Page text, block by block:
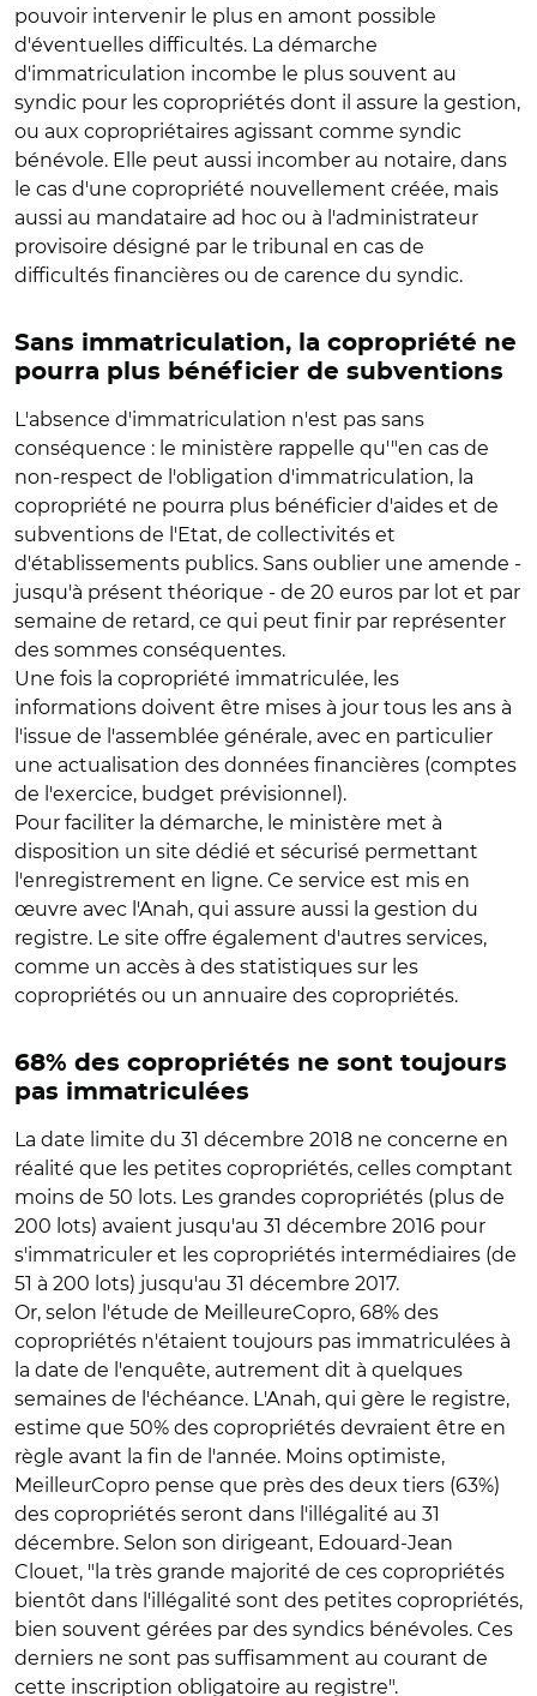
pouvoir intervenir le plus en amont possible
d'éventuelles difficultés. La démarche
d'immatriculation incombe le plus souvent au
syndic pour les copropriétés dont il assure la gestion,
ou aux copropriétaires agissant comme syndic
bénévole. Elle peut aussi incomber au notaire, dans
le cas d'une copropriété nouvellement créée, mais
aussi au mandataire ad hoc ou à l'administrateur
provisoire désigné par le tribunal en cas de
difficultés financières ou de carence du syndic.
Sans immatriculation, la copropriété ne
pourra plus bénéficier de subventions
L'absence d'immatriculation n'est pas sans
conséquence : le ministère rappelle qu'"en cas de
non-respect de l'obligation d'immatriculation, la
copropriété ne pourra plus bénéficier d'aides et de
subventions de l'Etat, de collectivités et
d'établissements publics. Sans oublier une amende -
jusqu'à présent théorique - de 20 euros par lot et par
semaine de retard, ce qui peut finir par représenter
des sommes conséquentes.
Une fois la copropriété immatriculée, les
informations doivent être mises à jour tous les ans à
l'issue de l'assemblée générale, avec en particulier
une actualisation des données financières (comptes
de l'exercice, budget prévisionnel).
Pour faciliter la démarche, le ministère met à
disposition un site dédié et sécurisé permettant
l'enregistrement en ligne. Ce service est mis en
œuvre avec l'Anah, qui assure aussi la gestion du
registre. Le site offre également d'autres services,
comme un accès à des statistiques sur les
copropriétés ou un annuaire des copropriétés.
68% des copropriétés ne sont toujours
pas immatriculées
La date limite du 31 décembre 2018 ne concerne en
réalité que les petites copropriétés, celles comptant
moins de 50 lots. Les grandes copropriétés (plus de
200 lots) avaient jusqu'au 31 décembre 2016 pour
s'immatriculer et les copropriétés intermédiaires (de
51 à 200 lots) jusqu'au 31 décembre 2017.
Or, selon l'étude de MeilleureCopro, 68% des
copropriétés n'étaient toujours pas immatriculées à
la date de l'enquête, autrement dit à quelques
semaines de l'échéance. L'Anah, qui gère le registre,
estime que 50% des copropriétés devraient être en
règle avant la fin de l'année. Moins optimiste,
MeilleurCopro pense que près des deux tiers (63%)
des copropriétés seront dans l'illégalité au 31
décembre. Selon son dirigeant, Edouard-Jean
Clouet, "la très grande majorité de ces copropriétés
bientôt dans l'illégalité sont des petites copropriétés,
bien souvent gérées par des syndics bénévoles. Ces
derniers ne sont pas suffisamment au courant de
cette inscription obligatoire au registre".